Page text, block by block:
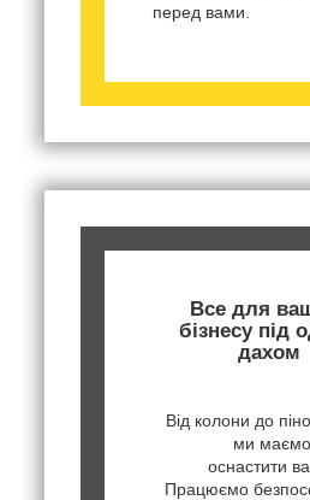
перед вами.
Все для
бізнесу під
дахом
Від колони до
ми
оснастити
Працюємо